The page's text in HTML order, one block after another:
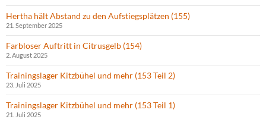
Hertha hält Abstand zu den Aufstiegsplätzen (155)
21. September 2025
Farbloser Auftritt in Citrusgelb (154)
2. August 2025
Trainingslager Kitzbühel und mehr (153 Teil 2)
23. Juli 2025
Trainingslager Kitzbühel und mehr (153 Teil 1)
21. Juli 2025